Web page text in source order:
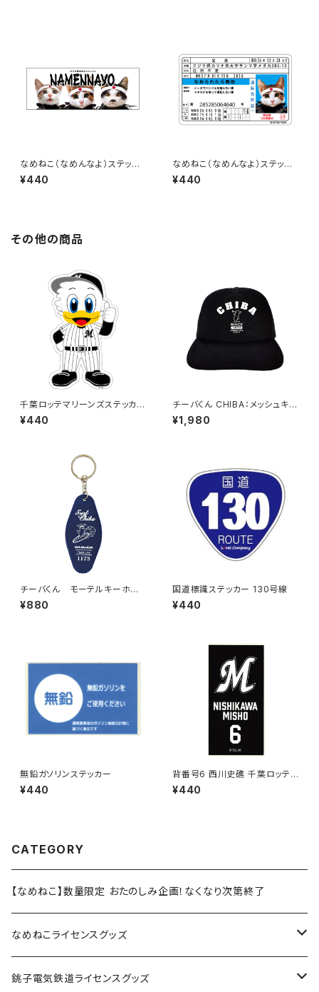
なめねこ（なめんなよ）ステッカ
ー C-3
¥440
なめねこ（なめんなよ）ステッカ
ー D-2
¥440
その他の商品
千葉ロッテマリーンズステッカー
13
¥440
チーバくん CHIBA：メッシュキャ
ップ（ブラック）
¥1,980
チーバくん モーテルキーホル
ダー design3
¥880
国道標識ステッカー 130号線
¥440
無鉛ガソリンステッカー
¥440
背番号6 西川史礁 千葉ロッテマ
リーンズ 選手ステッカー（ブラッ
クB)
¥440
CATEGORY
【なめねこ】数量限定 おたのしみ企画！なくなり次第終了
なめねこライセンスグッズ
Tシャツ
銚子電気鉄道ライセンスグッズ